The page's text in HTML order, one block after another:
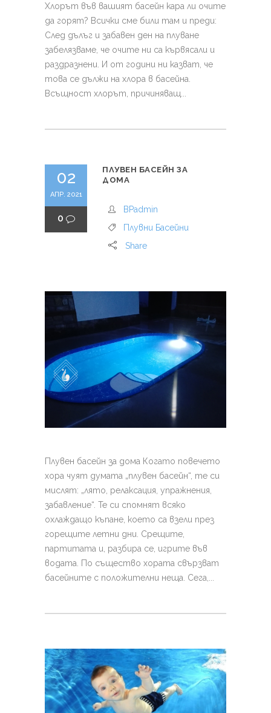
Хлорът във вашият басейн кара ли очите
да горят? Всички сме били там и преди:
След дълъг и забавен ден на плуване
забелязваме, че очите ни са кървясали и
раздразнени. И от години ни казват, че
това се дължи на хлора в басейна.
Всъщност хлорът, причиняващ...
02
АПР. 2021
0
ПЛУВЕН БАСЕЙН ЗА
ДОМА
BPadmin
Плувни Басейни
Share
Плувен басейн за дома Когато повечето
хора чуят думата „плувен басейн“, те си
мислят: „лято, релаксация, упражнения,
забавление“. Те си спомнят всяко
охлаждащо къпане, което са взели през
горещите летни дни. Срещите,
партитата и, разбира се, игрите във
водата. По същество хората свързват
басейните с положителни неща. Сега,...